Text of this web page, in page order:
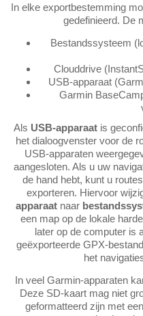
In elke exportbestemming
gedefinieerd. De
Bestandssysteem
Clouddrive
USB-apparaat
Garmin
Als USB-apparaatis
het dialoogvenster voor de
USB-apparaten
aangesloten. Als u uw
de hand hebt, kunt u
exporteren. Hiervoor
apparaatnaar
een map op de lokale
later op de computer is
geëxporteerde GPX-
het
In veel Garmin-apparaten
Deze SD-kaart mag niet
geformatteerd zijn met